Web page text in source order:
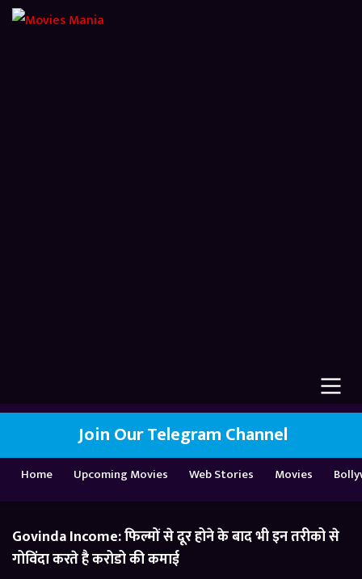
Join Our Telegram Channel
Home Upcoming Movies Web Stories Movies
Govinda Income: फिल्मों से दूर होने के बाद भी इन तरीको से
गोविंदा करते है करोडो की कमाई